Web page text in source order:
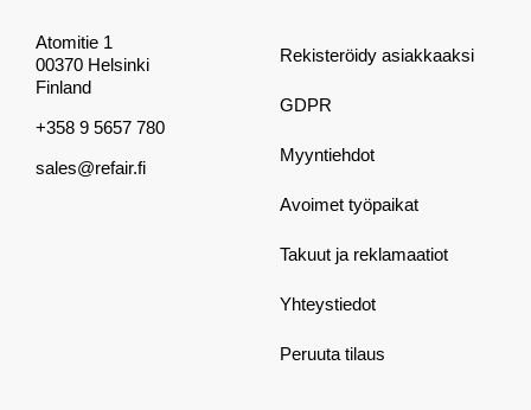
Atomitie 1
00370 Helsinki
Finland
+358 9 5657 780
sales@refair.fi
Rekisteröidy asiakkaaksi
GDPR
Myyntiehdot
Avoimet työpaikat
Takuut ja reklamaatiot
Yhteystiedot
Peruuta tilaus